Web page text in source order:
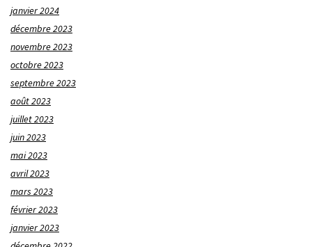
janvier 2024
décembre 2023
novembre 2023
octobre 2023
septembre 2023
août 2023
juillet 2023
juin 2023
mai 2023
avril 2023
mars 2023
février 2023
janvier 2023